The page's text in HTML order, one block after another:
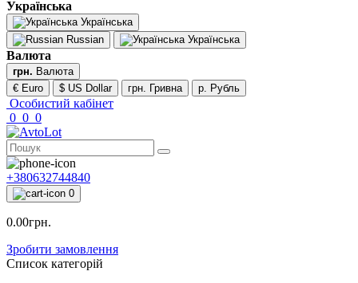
Українська
Українська
Russian
Українська
Валюта
грн. Валюта
€ Euro
$ US Dollar грн. Гривна р. Рубль
Особистий кабінет
0 0 0
+380632744840
0
0.00грн.
Зробити замовлення
Список категорій